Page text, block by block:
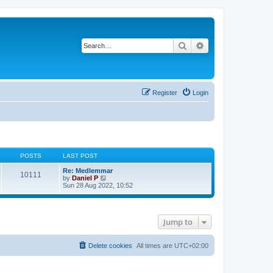
Search
Login
Register
POSTS LAST POST
10111
Re: Medlemmar
by Daniel P
i
w
a
e
s
Sun 28 Aug 2022, 10:52
Jump to
All times are UTC+02:00
Delete cookies